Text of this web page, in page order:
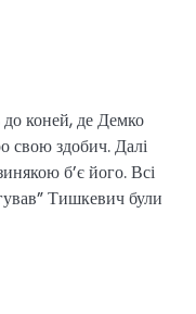
коней, де Демко
свою здобич. Далі
б’є його. Всі
Тишкевич були